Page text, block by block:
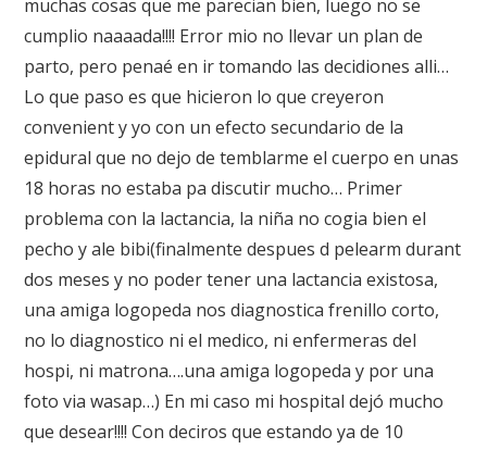
muchas cosas que me parecian bien, luego no se
cumplio naaaada!!!! Error mio no llevar un plan de
parto, pero penaé en ir tomando las decidiones alli…
Lo que paso es que hicieron lo que creyeron
convenient y yo con un efecto secundario de la
epidural que no dejo de temblarme el cuerpo en unas
18 horas no estaba pa discutir mucho… Primer
problema con la lactancia, la niña no cogia bien el
pecho y ale bibi(finalmente despues d pelearm durant
dos meses y no poder tener una lactancia existosa,
una amiga logopeda nos diagnostica frenillo corto,
no lo diagnostico ni el medico, ni enfermeras del
hospi, ni matrona….una amiga logopeda y por una
foto via wasap…) En mi caso mi hospital dejó mucho
que desear!!!! Con deciros que estando ya de 10